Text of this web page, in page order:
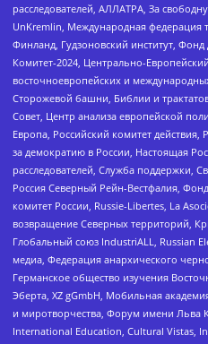
расследователей, АЛЛАТРА, За
UnKremlin, Международная федерация
Финланд, Гудзоновский институт, Фонд
Комитет-2024, Центрально-
восточноевропейских и
Сторожевой башни, Библии и
Совет, Центр анализа европейской
Европа, Российский комитет
за демократию в России, Настоящая
расследователей, Служба поддержки,
Россия Северный Рейн-Вестфалия,
комитет России, Russie-Libertes, La
возвращение Северных территорий,
Глобальный союз IndustriALL, Russian
медиа, Федерация анархического
Германское общество изучения
Эберта, XZ gGmbH, Мобильная
и миротворчества, Форум имени Льва
International Education, Cultural Vistas,